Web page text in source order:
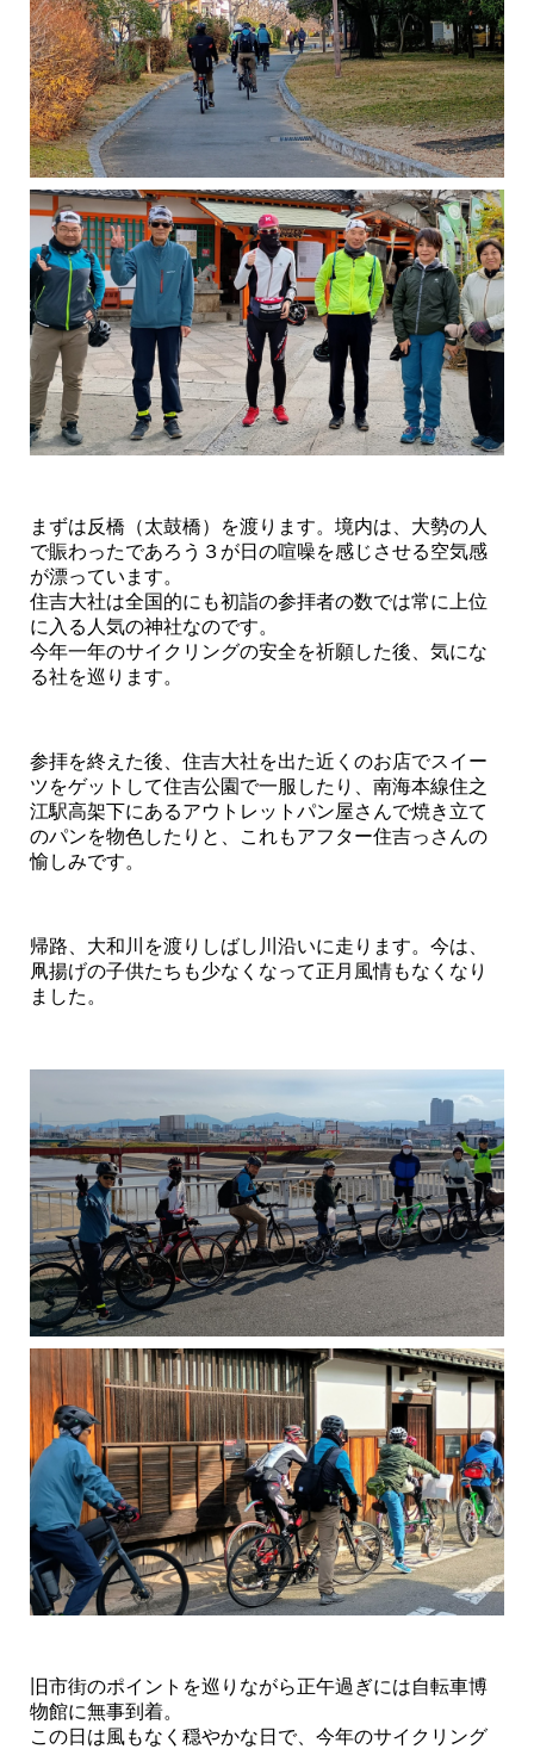
まずは反橋（太鼓橋）を渡ります。境内は、大勢の人
で賑わったであろう３が日の喧噪を感じさせる空気感
が漂っています。
住吉大社は全国的にも初詣の参拝者の数では常に上位
に入る人気の神社なのです。
今年一年のサイクリングの安全を祈願した後、気にな
る社を巡ります。
参拝を終えた後、住吉大社を出た近くのお店でスイー
ツをゲットして住吉公園で一服したり、南海本線住之
江駅高架下にあるアウトレットパン屋さんで焼き立て
のパンを物色したりと、これもアフター住吉っさんの
愉しみです。
帰路、大和川を渡りしばし川沿いに走ります。今は、
凧揚げの子供たちも少なくなって正月風情もなくなり
ました。
旧市街のポイントを巡りながら正午過ぎには自転車博
物館に無事到着。
この日は風もなく穏やかな日で、今年のサイクリング